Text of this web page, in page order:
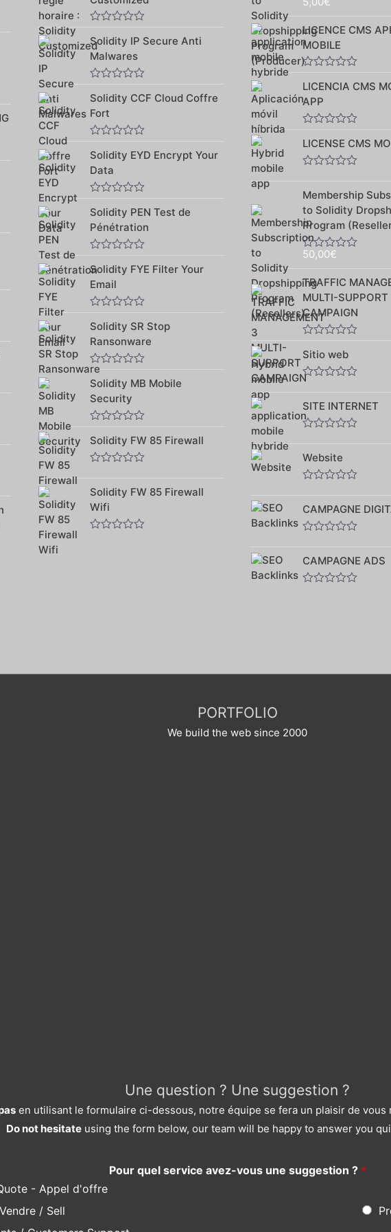
5
0
sur
5
Solidity IP Secure Anti
Malwares
0
sur
5
Solidity CCF Cloud Coffre
Fort
0
sur
5
Solidity EYD Encrypt Your
Data
0
sur
5
Solidity PEN Test de
Pénétration
0
sur
5
Solidity FYE Filter Your
Email
0
sur
5
Solidity SR Stop
Ransonware
Note
0
sur
5
Solidity MB Mobile
Security
0
sur
5
Solidity FW 85 Firewall
sur
5
Solidity FW 85 Firewall
Wifi
Note
sur
5
LICENCE CMS
MOBILE
0
sur
5
LICENCIA CMS
APP
0
sur
5
LICENSE CMS
sur
5
Membership
to Solidity
Program
Note
sur
5
50,00€
TRAFFIC
MULTI-SUPPORT
CAMPAIGN
0
sur
5
Sitio web
sur
5
SITE INTERNET
sur
5
Website
sur
5
CAMPAGNE
sur
5
CAMPAGNE ADS
PORTFOLIO
We build the web since 2000
Une question ? Une suggestion ?
en utilisant le formulaire ci-dessous, notre équipe se fera un plaisir de vous
Do not hesitate using the form below, our team will be happy to answer you
Pour quel service avez-vous une suggestion ? *
- Appel d'offre
Vendre / Sell